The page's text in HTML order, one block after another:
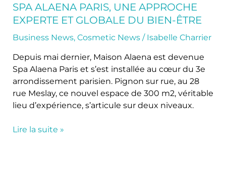
SPA ALAENA PARIS, UNE APPROCHE
EXPERTE ET GLOBALE DU BIEN-ÊTRE
Business News, Cosmetic News/ Isabelle Charrier
Depuis mai dernier, Maison Alaena est devenue
Spa Alaena Paris et s’est installée au cœur du 3e
arrondissement parisien. Pignon sur rue, au 28
rue Meslay, ce nouvel espace de 300 m2, véritable
lieu d’expérience, s’articule sur deux niveaux.
Lire la suite »